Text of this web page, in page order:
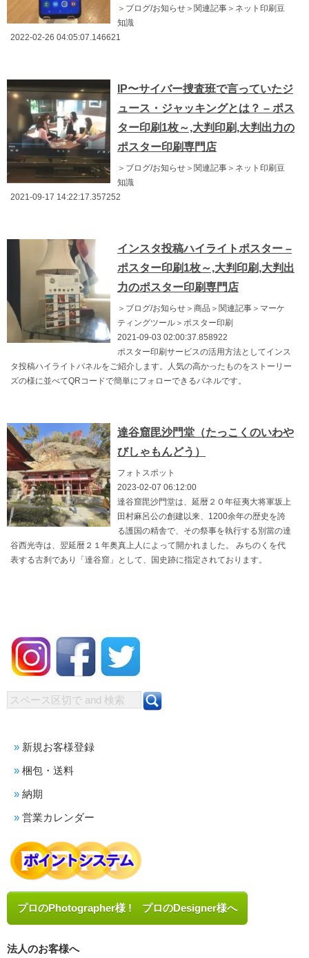
＞ブログ/お知らせ＞関連記事＞ネット印刷豆
知識
2022-02-26 04:05:07.146621
IP〜サイバー捜査班で言っていたジ
ュース・ジャッキングとは？ – ポス
ター印刷1枚～,大判印刷,大判出力の
ポスター印刷専門店
＞ブログ/お知らせ＞関連記事＞ネット印刷豆
知識
2021-09-17 14:22:17.357252
インスタ投稿ハイライトポスター –
ポスター印刷1枚～,大判印刷,大判出
力のポスター印刷専門店
＞ブログ/お知らせ＞商品＞関連記事＞マーケ
ティングツール＞ポスター印刷
2021-09-03 02:00:37.858922
ポスター印刷サービスの活用方法としてインス
タ投稿ハイライトパネルをご紹介します。人気の高かったものをストーリー
ズの様に並べてQRコードで簡単にフォローできるパネルです。
達谷窟毘沙門堂（たっこくのいわや
びしゃもんどう）
フォトスポット
2023-02-07 06:12:00
達谷窟毘沙門堂は、延暦２０年征夷大将軍坂上
田村麻呂公の創建以来、1200余年の歴史を誇
る護国の精舎で、その祭事を執行する別當の達
谷西光寺は、翌延暦２１年奥真上人によって開かれました。 みちのくを代
表する古刹であり「達谷窟」として、国史跡に指定されております。
新規お客様登録
梱包・送料
納期
営業カレンダー
プロのPhotographer様 ! プロのDesigner様へ
法人のお客様へ